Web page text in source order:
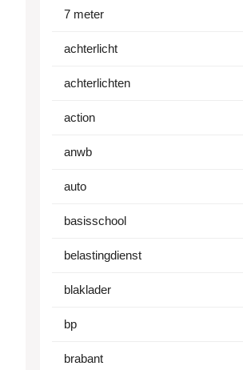
7 meter
achterlicht
achterlichten
action
anwb
auto
basisschool
belastingdienst
blaklader
bp
brabant